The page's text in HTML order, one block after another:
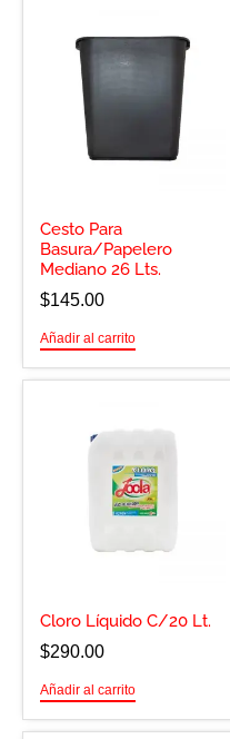
Cesto Para
Basura/Papelero
Mediano 26 Lts.
$145.00
Añadir al carrito
Cloro Líquido C/20 Lt.
$290.00
Añadir al carrito